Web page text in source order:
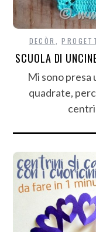
DECÒR ,
SCUOLA DI
Mi sono presa
quadrate,